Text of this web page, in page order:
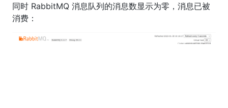
同时 RabbitMQ 消息队列的消息数显示为零，消息已被
消费：